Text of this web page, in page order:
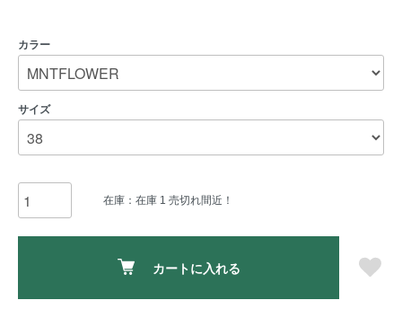
カラー
サイズ
在庫：在庫 1 売切れ間近！
カートに入れる